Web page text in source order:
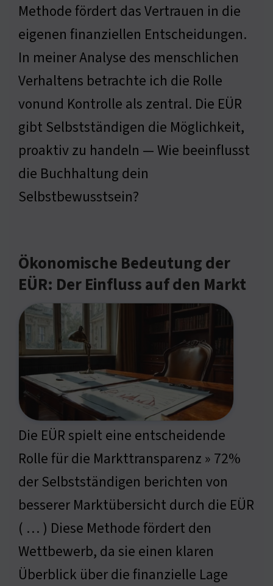
Methode fördert das Vertrauen in die
eigenen finanziellen Entscheidungen.
In meiner Analyse des menschlichen
Verhaltens betrachte ich die Rolle
vonund Kontrolle als zentral. Die EÜR
gibt Selbstständigen die Möglichkeit,
proaktiv zu handeln — Wie beeinflusst
die Buchhaltung dein
Selbstbewusstsein?
Ökonomische Bedeutung der
EÜR: Der Einfluss auf den Markt
Die EÜR spielt eine entscheidende
Rolle für die Markttransparenz » 72%
der Selbstständigen berichten von
besserer Marktübersicht durch die EÜR
( … ) Diese Methode fördert den
Wettbewerb, da sie einen klaren
Überblick über die finanzielle Lage